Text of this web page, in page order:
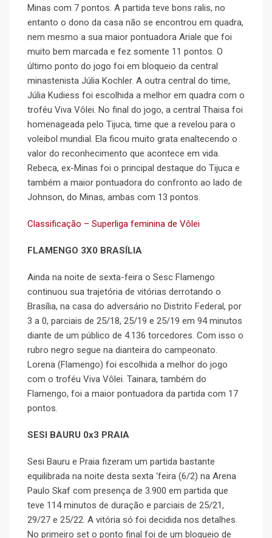
Minas com 7 pontos. A partida teve bons ralis, no
entanto o dono da casa não se encontrou em quadra,
nem mesmo a sua maior pontuadora Ariale que foi
muito bem marcada e fez somente 11 pontos. O
último ponto do jogo foi em bloqueio da central
minastenista Júlia Kochler. A outra central do time,
Júlia Kudiess foi escolhida a melhor em quadra com o
troféu Viva Vôlei. No final do jogo, a central Thaisa foi
homenageada pelo Tijuca, time que a revelou para o
voleibol mundial. Ela ficou muito grata enaltecendo o
valor do reconhecimento que acontece em vida.
Rebeca, ex-Minas foi o principal destaque do Tijuca e
também a maior pontuadora do confronto ao lado de
Johnson, do Minas, ambas com 13 pontos.
Classificação – Superliga feminina de Vôlei
FLAMENGO 3X0 BRASÍLIA
Ainda na noite de sexta-feira o Sesc Flamengo
continuou sua trajetória de vitórias derrotando o
Brasília, na casa do adversário no Distrito Federal, por
3 a 0, parciais de 25/18, 25/19 e 25/19 em 94 minutos
diante de um público de 4.136 torcedores. Com isso o
rubro negro segue na dianteira do campeonato.
Lorena (Flamengo) foi escolhida a melhor do jogo
com o troféu Viva Vôlei. Tainara, também do
Flamengo, foi a maior pontuadora da partida com 17
pontos.
SESI BAURU 0x3 PRAIA
Sesi Bauru e Praia fizeram um partida bastante
equilibrada na noite desta sexta ‘feira (6/2) na Arena
Paulo Skaf com presença de 3.900 em partida que
teve 114 minutos de duração e parciais de 25/21,
29/27 e 25/22. A vitória só foi decidida nos detalhes.
No primeiro set o ponto final foi de um bloqueio de